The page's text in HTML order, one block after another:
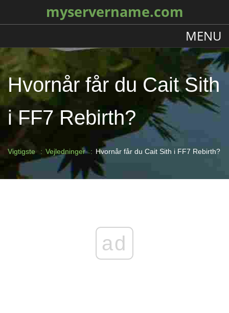
myservername.com
MENU
Hvornår får du Cait Sith
i FF7 Rebirth?
Vigtigste Vejledninger Hvornår får du Cait Sith i FF7 Rebirth?
ad